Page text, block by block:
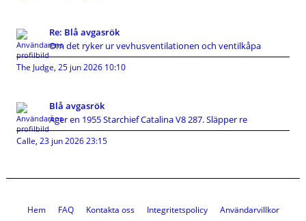
Re: Blå avgasrök
Om det ryker ur vevhusventilationen och ventilkåpa
The Judge, 25 jun 2026 10:10
Blå avgasrök
Äger en 1955 Starchief Catalina V8 287. Släpper re
Calle, 23 jun 2026 23:15
Hem FAQ Kontakta oss Integritetspolicy Användarvillkor